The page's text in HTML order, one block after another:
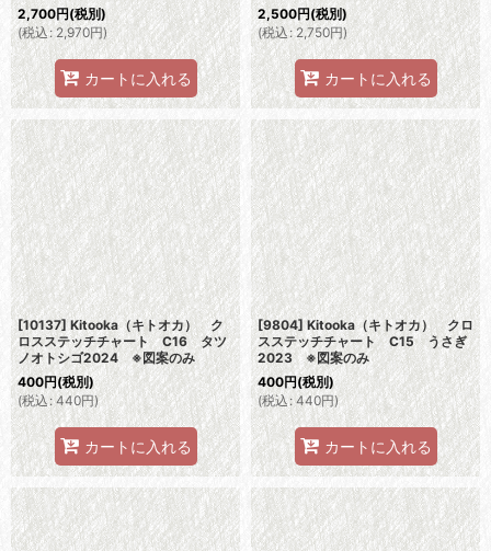
2,700円(税別)
(税込: 2,970円)
カートに入れる
2,500円(税別)
(税込: 2,750円)
カートに入れる
[10137] Kitooka（キトオカ） ク
ロスステッチチャート C16 タツ
ノオトシゴ2024 ※図案のみ
400円(税別)
(税込 : 440円)
カートに入れる
[9804] Kitooka（キトオカ） クロ
スステッチチャート C15 うさぎ
2023 ※図案のみ
400円(税別)
(税込 : 440円)
カートに入れる